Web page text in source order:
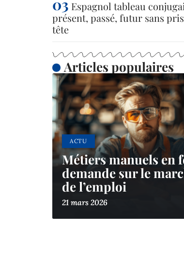
Espagnol tableau
présent, passé, futur sans
tête
Articles populaires
ACTU
Métiers manuels en
demande sur le
de l’emploi
21 mars 2026